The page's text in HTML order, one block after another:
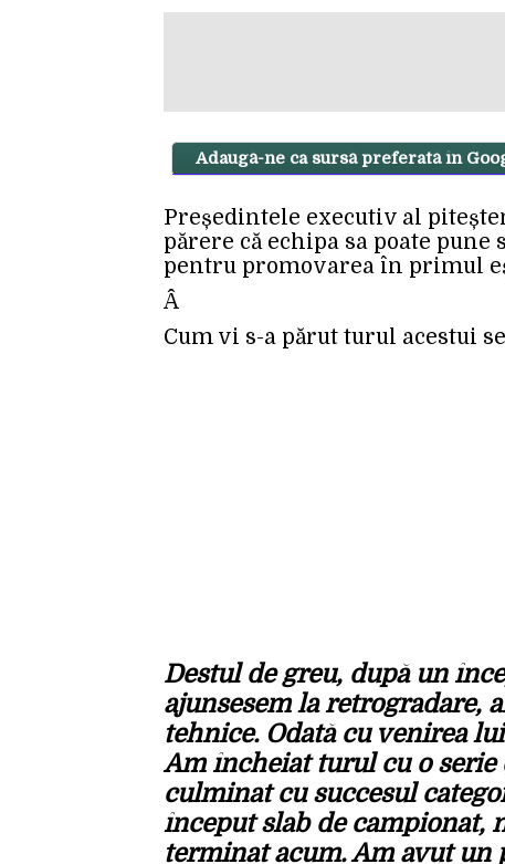
Adaugă-ne ca sursă preferată în
Președintele executiv al
părere că echipa sa poate
pentru promovarea în primul
Â
Cum vi s-a părut turul acestui
Destul de greu, după un
ajunsesem la retrogradare,
tehnice. Odată cu venirea
Am încheiat turul cu o
culminat cu succesul
început slab de campionat,
terminat acum. Am avut un